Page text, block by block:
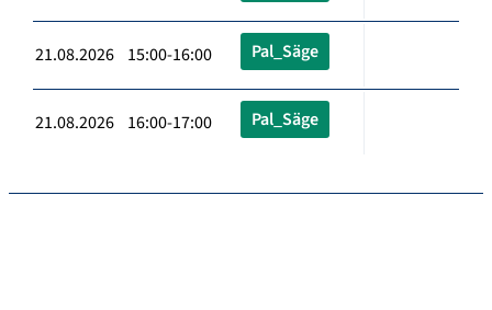
21.08.2026 15:00-16:00 Pal_Säge
21.08.2026 16:00-17:00 Pal_Säge